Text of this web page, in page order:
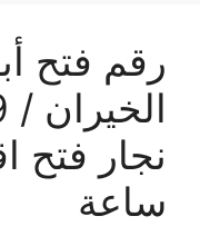
رقم فتح
ساعة